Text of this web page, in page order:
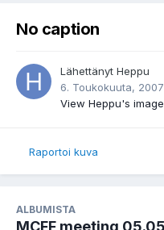
No caption
Lähettänyt Heppu
6. Toukokuuta, 2007
View Heppu's
Raportoi kuva
ALBUMISTA
MCFF meeting